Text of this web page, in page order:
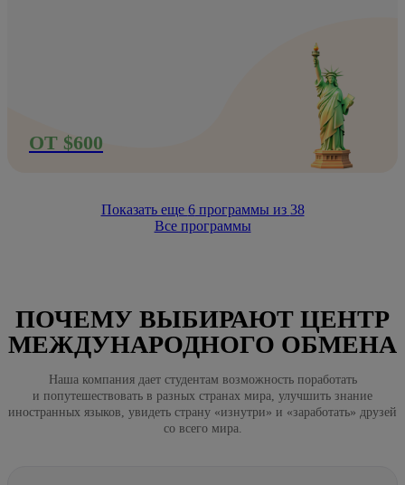
ОТ $600
Показать еще 6программы из 38
Все программы
ПОЧЕМУ ВЫБИРАЮТ ЦЕНТР
МЕЖДУНАРОДНОГО ОБМЕНА
Наша компания дает студентам возможность поработать
и попутешествовать в разных странах мира, улучшить знание
иностранных языков, увидеть страну «изнутри» и «заработать» друзей
со всего мира.